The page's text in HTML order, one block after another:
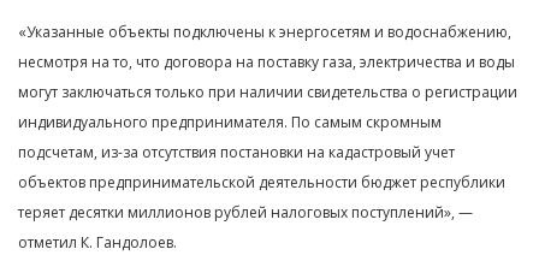
«Указанные объекты подключены к энергосетям и водоснабжению,
несмотря на то, что договора на поставку газа, электричества и воды
могут заключаться только при наличии свидетельства о регистрации
индивидуального предпринимателя. По самым скромным
подсчетам, из-за отсутствия постановки на кадастровый учет
объектов предпринимательской деятельности бюджет республики
теряет десятки миллионов рублей налоговых поступлений», —
отметил К. Гандолоев.